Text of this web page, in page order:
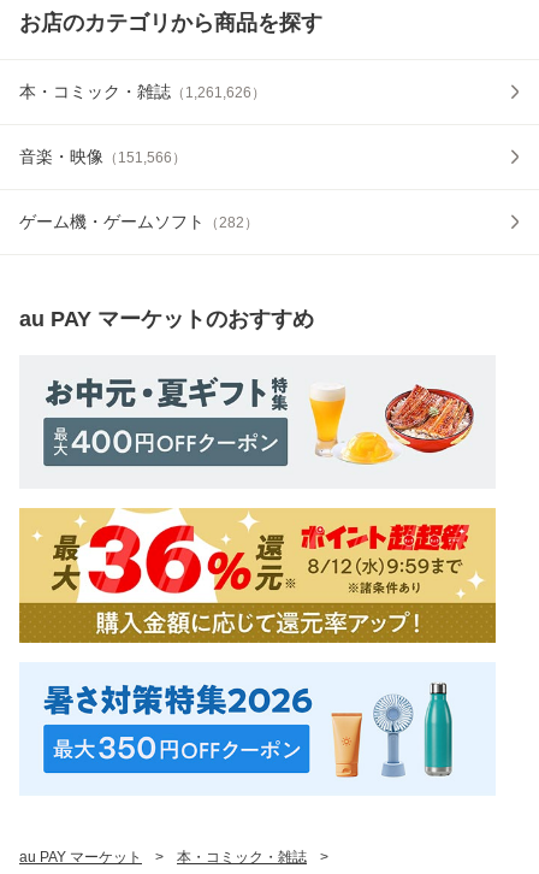
お店のカテゴリから商品を探す
本・コミック・雑誌 （ 1,261,626 ）
音楽・映像 （ 151,566 ）
ゲーム機・ゲームソフト （282 ）
au PAY マーケットのおすすめ
au PAY マーケット > 本・コミック・雑誌
>